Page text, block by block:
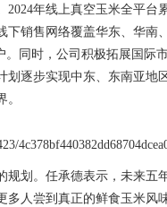
年线上真空玉米全平台
下销售网络覆盖华东、华南
。同时，公司积极拓展国际
划逐步实现中东、东南亚地
。
规划。任承德表示，未来五
多人尝到真正的鲜食玉米风